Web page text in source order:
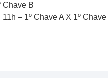
Chave B
11h – 1º Chave A X 1º Chave